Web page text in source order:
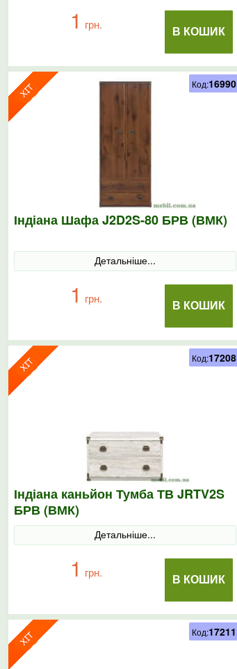
В КОШИК
1 грн.
Індіана Шафа J2D2S-80 БРВ (ВМК)
Детальніше...
В КОШИК
1 грн.
Код:16990
Індіана каньйон Тумба ТВ JRTV2S
БРВ (ВМК)
Детальніше...
В КОШИК
1 грн.
Код:17208
Код:17211